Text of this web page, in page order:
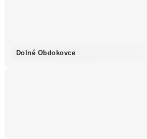
Dolné Obdokovce